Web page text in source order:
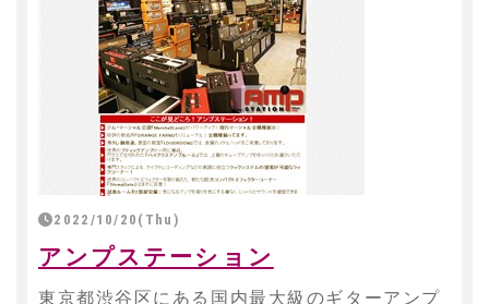
2022/10/20(Thu)
アンプステーション
東京都渋谷区にある国内最大級のギターアンプ